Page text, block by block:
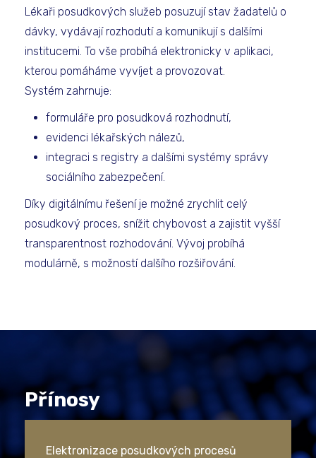
Lékaři posudkových služeb posuzují stav žadatelů o
dávky, vydávají rozhodutí a komunikují s dalšími
institucemi. To vše probíhá elektronicky v aplikaci,
kterou pomáháme vyvíjet a provozovat.
Systém zahrnuje:
formuláře pro posudková rozhodnutí,
evidenci lékařských nálezů,
integraci s registry a dalšími systémy správy
sociálního zabezpečení.
Díky digitálnímu řešení je možné zrychlit celý
posudkový proces, snížit chybovost a zajistit vyšší
transparentnost rozhodování. Vývoj probíhá
modulárně, s možností dalšího rozšiřování.
Přínosy
Elektronizace posudkových procesů